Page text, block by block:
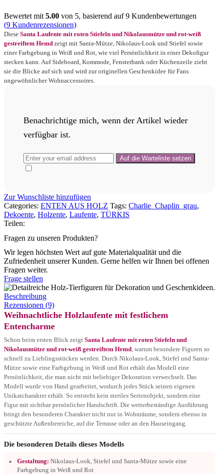
Bewertet mit 5.00 von 5, basierend auf9 Kundenbewertungen
(9 Kundenrezensionen)
Diese Santa Laufente mit roten Stiefeln und Nikolausmütze und rot-weiß
gestreiftem Hemd zeigt mit Santa-Mütze, Nikolaus-Look und Stiefel sowie
einer Farbgebung in Weiß und Rot, wie viel Persönlichkeit in einer Dekofigur
stecken kann. Auf Sideboard, Kommode, Fensterbank oder Küchenzeile zieht
sie die Blicke auf sich und wird zur originellen Geschenkidee für Fans
ungewöhnlicher Wohnaccessoires.
Benachrichtige mich, wenn der Artikel wieder
verfügbar ist.
Zur Wunschliste hinzufügen
Categories: ENTEN AUS HOLZ Tags: Charlie_Chaplin_grau,
Dekoente, Holzente, Laufente, TÜRKIS
Teilen:
Fragen zu unseren Produkten?
Wir legen höchsten Wert auf gute Materialqualität und die
Zufriedenheit unserer Kunden. Gerne helfen wir Ihnen bei offenen
Fragen weiter.
Frage stellen
Beschreibung
Rezensionen (9)
Weihnachtliche Holzlaufente mit festlichem
Entencharme
Schon beim ersten Blick zeigt Santa Laufente mit roten Stiefeln und
Nikolausmütze und rot-weiß gestreiftem Hemd , warum besondere Figuren so
schnell zu Lieblingsstücken werden. Durch Nikolaus-Look, Stiefel und Santa-
Mütze sowie eine Farbgebung in Weiß und Rot erhält das Modell eine
Persönlichkeit, die man nicht mit beliebiger Dekoration verwechselt. Das
Modell wurde von Hand gearbeitet, wodurch jedes Stück seinen eigenen
Unikatcharakter erhält. So entsteht kein steriles Serienobjekt, sondern eine
Figur mit sichtbar persönlicher Handschrift. Die wetterbeständige Ausführung
bringt den besonderen Charakter nicht nur in Wohnräume, sondern ebenso in
geschützte Außenbereiche, auf die Terrasse oder an den Hauseingang.
Die besonderen Details dieses Modells
Gestaltung: Nikolaus-Look, Stiefel und Santa-Mütze sowie eine
Farbgebung in Weiß und Rot